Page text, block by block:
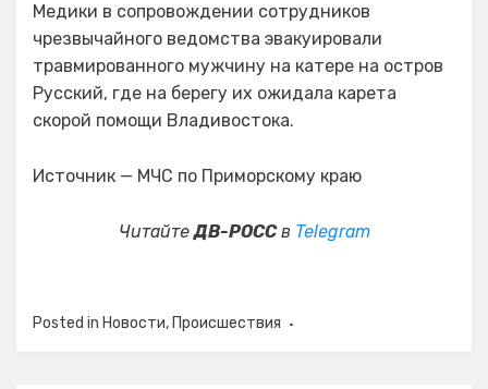
Медики в сопровождении сотрудников
чрезвычайного ведомства эвакуировали
травмированного мужчину на катере на остров
Русский, где на берегу их ожидала карета
скорой помощи Владивостока.
Источник — МЧС по Приморскому краю
ЧитайтеДВ-РОССв Telegram
Posted in Новости, Происшествия